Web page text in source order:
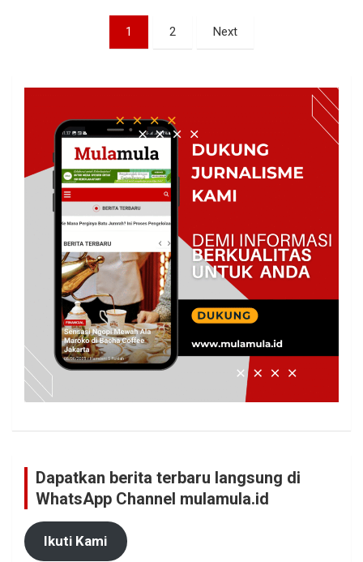
1 2 Next
Dapatkan berita terbaru langsung di
WhatsApp Channel mulamula.id
Ikuti Kami